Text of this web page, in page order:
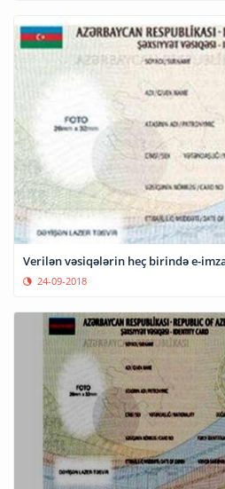
Verilən vəsiqələrin heç birində e-
24-09-2018